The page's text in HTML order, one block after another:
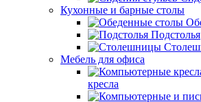
Кухонные и барные столы
Подстолья
Мебель для офиса
кресла